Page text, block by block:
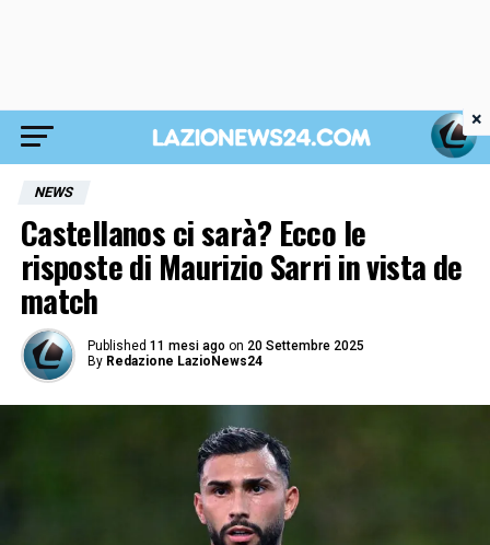
NEWS
Castellanos ci sarà? Ecco le
risposte di Maurizio Sarri in vista de
match
Published 11 mesi ago on 20 Settembre 2025
By Redazione LazioNews24
×